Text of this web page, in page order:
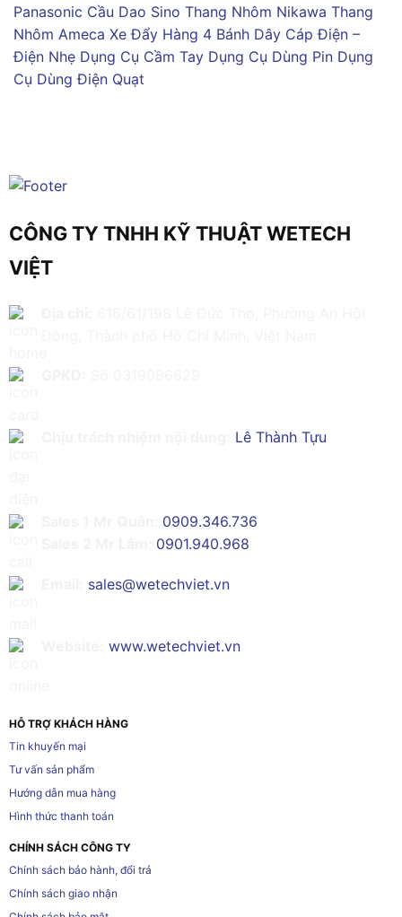
Panasonic Cầu Dao Sino Thang Nhôm Nikawa Thang
Nhôm Ameca Xe Đẩy Hàng 4 Bánh Dây Cáp Điện –
Điện Nhẹ Dụng Cụ Cầm Tay Dụng Cụ Dùng Pin Dụng
Cụ Dùng Điện Quạt
CÔNG TY TNHH KỸ THUẬT WETECH
VIỆT
Lê Thành Tựu
0909.346.736
0901.940.968
sales@wetechviet.vn
www.wetechviet.vn
HỖ TRỢ KHÁCH HÀNG
Tin khuyến mại
Tư vấn sản phẩm
Hướng dẫn mua hàng
Hình thức thanh toán
CHÍNH SÁCH CÔNG TY
Chính sách bảo hành, đổi trả
Chính sách giao nhận